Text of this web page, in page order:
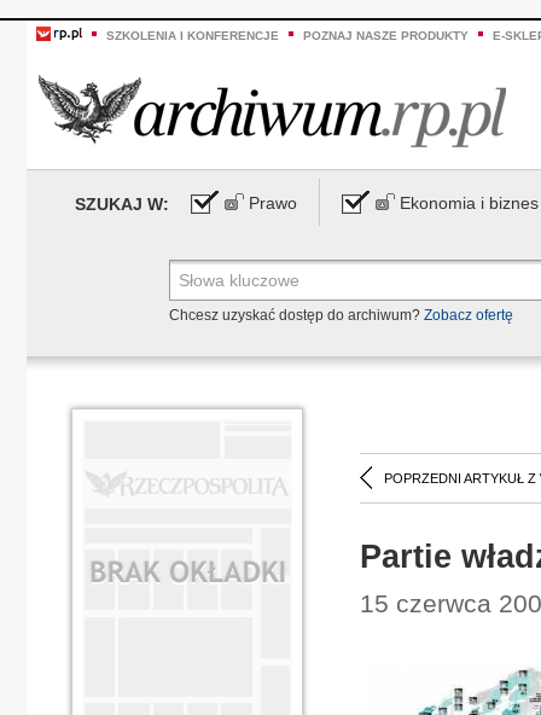
SZKOLENIA I KONFERENCJE POZNAJ NASZE PRODUKTY E-
SZUKAJ W: Prawo Ekonomia i biznes
Chcesz uzyskać dostęp do archiwum? Zobacz ofertę
POPRZEDNI ARTYKUŁ Z
Partie
15 czerwca